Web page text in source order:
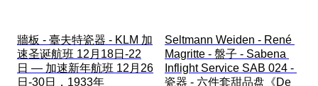
牆板 - 臺夫特瓷器 - KLM 加
速圣诞航班 12月18日-22
日 — 加速新年航班 12月26
日-30日，1933年
Seltmann Weiden - René
Magritte - 盤子 - Sabena
Inflight Service SAB 024 -
瓷器 - 六件套甜品盘《De